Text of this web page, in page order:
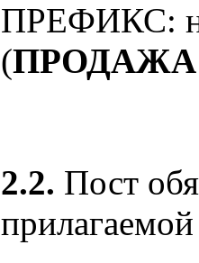
ПРЕФИКС:
(ПРОДАЖА:
2.2. Пост